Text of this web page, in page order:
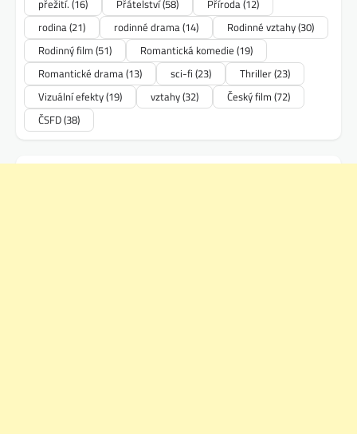
přežití. (16) Přátelství(58) Příroda(12)
rodina(21) rodinné drama(14) Rodinné vztahy(30)
Rodinný film (51) Romantická komedie (19)
Romantické drama(13) sci-fi (23) Thriller(23)
Vizuální efekty(19) vztahy(32) Český film (72)
ČSFD(38)